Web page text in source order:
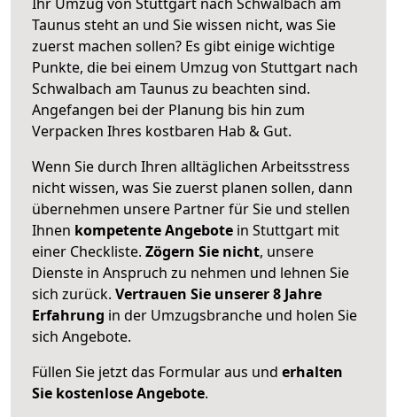
Taunus steht an und Sie wissen nicht, was Sie
zuerst machen sollen? Es gibt einige wichtige
Punkte, die bei einem Umzug von Stuttgart nach
Schwalbach am Taunus zu beachten sind.
Angefangen bei der Planung bis hin zum
Verpacken Ihres kostbaren Hab & Gut.
Wenn Sie durch Ihren alltäglichen Arbeitsstress
nicht wissen, was Sie zuerst planen sollen, dann
übernehmen unsere Partner für Sie und stellen
Ihnen kompetente Angebote in Stuttgart mit
einer Checkliste. Zögern Sie nicht, unsere
Dienste in Anspruch zu nehmen und lehnen Sie
sich zurück. Vertrauen Sie unserer 8 Jahre
Erfahrung in der Umzugsbranche und holen Sie
sich Angebote.
Füllen Sie jetzt das Formular aus und erhalten
Sie kostenlose Angebote.